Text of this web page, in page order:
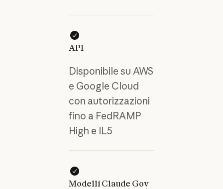
API
Disponibile su AWS
e Google Cloud
con autorizzazioni
fino a FedRAMP
High e IL5
Modelli Claude Gov